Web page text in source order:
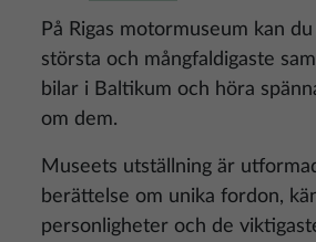
På Rigas motormuseum kan
största och mångfaldigaste
bilar i Baltikum och höra
om dem.
Museets utställning är
berättelse om unika fordon,
personligheter och de